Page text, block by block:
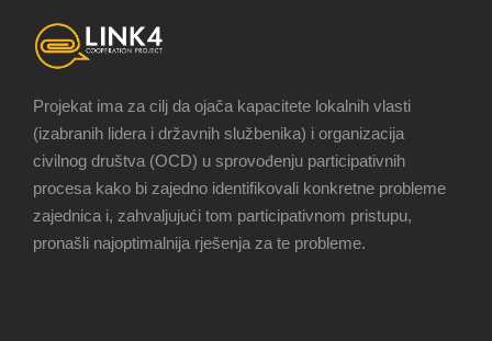
Projekat ima za cilj da ojača kapacitete lokalnih vlasti
(izabranih lidera i državnih službenika) i organizacija
civilnog društva (OCD) u sprovođenju participativnih
procesa kako bi zajedno identifikovali konkretne probleme
zajednica i, zahvaljujući tom participativnom pristupu,
pronašli najoptimalnija rješenja za te probleme.